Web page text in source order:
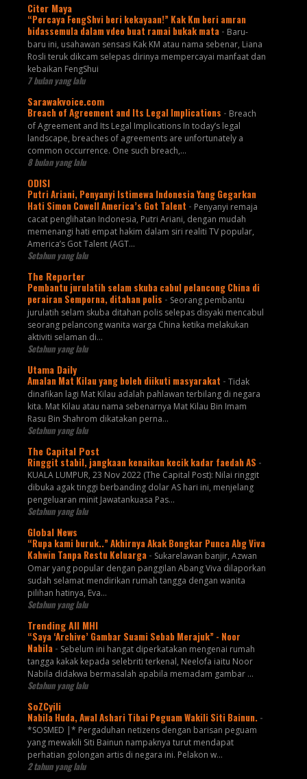
Citer Maya
“Percaya FengShvi beri kekayaan!” Kak Km beri amran
bidassemula dalam vdeo buat ramai bukak mata - Baru-
baru ini, usahawan sensasi Kak KM atau nama sebenar, Liana
Rosli teruk dikcam selepas dirinya mempercayai manfaat dan
kebaikan FengShui
7 bulan yang lalu
Sarawakvoice.com
Breach of Agreement and Its Legal Implications - Breach
of Agreement and Its Legal Implications In today’s legal
landscape, breaches of agreements are unfortunately a
common occurrence. One such breach,...
8 bulan yang lalu
ODISI
Putri Ariani, Penyanyi Istimewa Indonesia Yang Gegarkan
Hati Simon Cowell America’s Got Talent - Penyanyi remaja
cacat penglihatan Indonesia, Putri Ariani, dengan mudah
memenangi hati empat hakim dalam siri realiti TV popular,
America’s Got Talent (AGT...
Setahun yang lalu
The Reporter
Pembantu jurulatih selam skuba cabul pelancong China di
perairan Semporna, ditahan polis - Seorang pembantu
jurulatih selam skuba ditahan polis selepas disyaki mencabul
seorang pelancong wanita warga China ketika melakukan
aktiviti selaman di...
Setahun yang lalu
Utama Daily
Amalan Mat Kilau yang boleh diikuti masyarakat - Tidak
dinafikan lagi Mat Kilau adalah pahlawan terbilang di negara
kita. Mat Kilau atau nama sebenarnya Mat Kilau Bin Imam
Rasu Bin Shahrom dikatakan perna...
Setahun yang lalu
The Capital Post
Ringgit stabil, jangkaan kenaikan kecik kadar faedah AS -
KUALA LUMPUR, 23 Nov 2022 (The Capital Post): Nilai ringgit
dibuka agak tinggi berbanding dolar AS hari ini, menjelang
pengeluaran minit Jawatankuasa Pas...
Setahun yang lalu
Global News
“Rupa kami buruk..” Akhirnya Akak Bongkar Punca Abg Viva
Kahwin Tanpa Restu Keluarga - Sukarelawan banjir, Azwan
Omar yang popular dengan panggilan Abang Viva dilaporkan
sudah selamat mendirikan rumah tangga dengan wanita
pilihan hatinya, Eva...
Setahun yang lalu
Trending All MHI
“Saya ‘Archive’ Gambar Suami Sebab Merajuk” - Noor
Nabila - Sebelum ini hangat diperkatakan mengenai rumah
tangga kakak kepada selebriti terkenal, Neelofa iaitu Noor
Nabila didakwa bermasalah apabila memadam gambar ...
Setahun yang lalu
SoZCyili
Nabila Huda, Awal Ashari Tibai Peguam Wakili Siti Bainun. -
*SOSMED |* Pergaduhan netizens dengan barisan peguam
yang mewakili Siti Bainun nampaknya turut mendapat
perhatian golongan artis di negara ini. Pelakon w...
2 tahun yang lalu